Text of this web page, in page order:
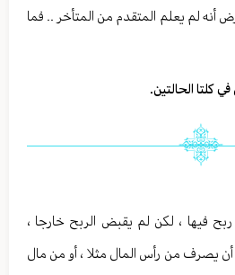
أنه لم يعلم المتقدم من المتأخر .. فما
كلتا الحالتين.
فيها ، لكن لم يقبض الربح خارجا ،
أن يصرف من رأس المال مثلا ، أو من مال